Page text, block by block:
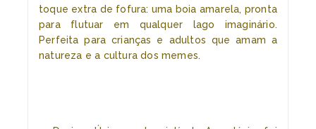
toque extra de fofura: uma boia amarela, pronta
para flutuar em qualquer lago imaginário.
Perfeita para crianças e adultos que amam a
natureza e a cultura dos memes.